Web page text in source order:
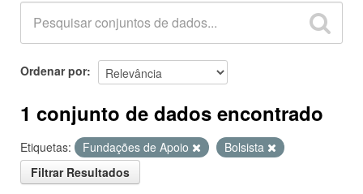
Ordenar por
1 conjunto de dados encontrado
Etiquetas: Fundações de Apoio
Bolsista
Filtrar Resultados